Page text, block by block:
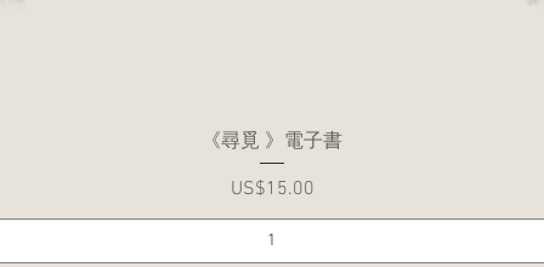
快速瀏覽
《尋覓 》電子書
價格
US$15.00